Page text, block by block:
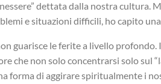
dettata dalla nostra cultura.
e situazioni difficili, ho capito
guarisce le ferite a livello
che non solo concentrarsi solo sul
forma di aggirare spiritualmente i